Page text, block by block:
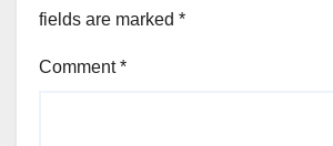
fields are marked *
Comment*